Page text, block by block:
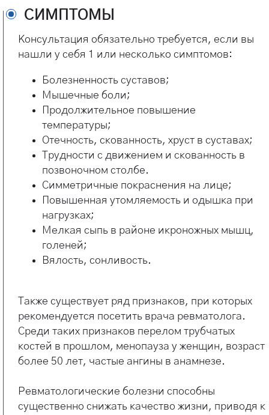
СИМПТОМЫ
Консультация обязательно требуется, если вы
нашли у себя 1 или несколько симптомов:
Болезненность суставов;
Мышечные боли;
Продолжительное повышение
температуры;
Отечность, скованность, хруст в суставах;
Трудности с движением и скованность в
позвоночном столбе.
Симметричные покраснения на лице;
Повышенная утомляемость и одышка при
нагрузках;
Мелкая сыпь в районе икроножных мышц,
голеней;
Вялость, сонливость.
Также существует ряд признаков, при которых
рекомендуется посетить врача ревматолога.
Среди таких признаков перелом трубчатых
костей в прошлом, менопауза у женщин, возраст
более 50 лет, частые ангины в анамнезе.
Ревматологические болезни способны
существенно снижать качество жизни, приводя к